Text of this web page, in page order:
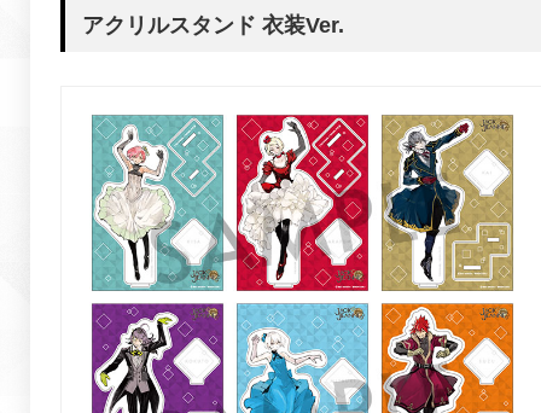
アクリルスタンド 衣装Ver.